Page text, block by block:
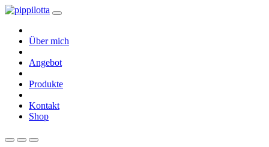
Über mich
Angebot
Produkte
Kontakt
Shop